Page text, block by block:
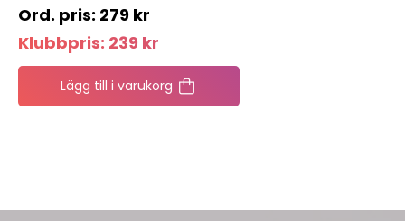
279 kr
Klubbpris: 239 kr
Lägg till i varukorg